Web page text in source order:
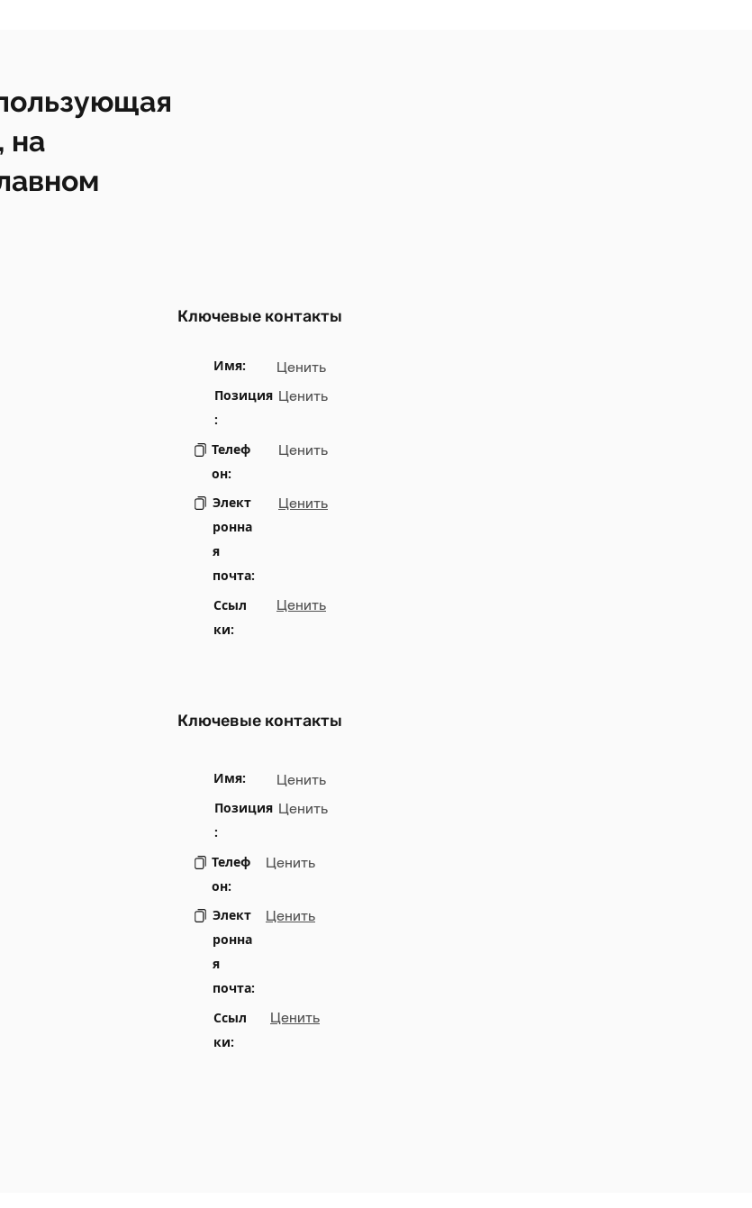
на
Ключевые контакты
Имя:
Ценить
Позиция
:
Ценить
Телеф
он:
Ценить
Элект
ронна
я
почта:
Ценить
Ссыл
ки:
Ценить
Ключевые контакты
Имя:
Ценить
Позиция
:
Ценить
Телеф
он:
Ценить
Элект
ронна
я
почта:
Ценить
Ссыл
ки:
Ценить